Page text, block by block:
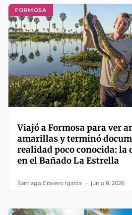
FORMOSA
Viajó a Formosa para ver
amarillas y terminó
realidad poco conocida: la
en el Bañado La Estrella
Santiago Cravero Igarza junio 8, 2026